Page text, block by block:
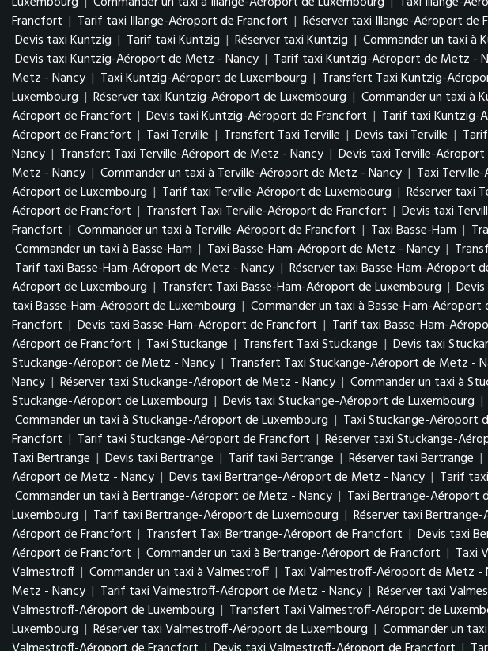
Francfort | Tarif taxi Illange-Aéroport de Francfort | Réserver taxi Illange-Aéroport de
Devis taxi Kuntzig | Tarif taxi Kuntzig | Réserver taxi Kuntzig | Commander un taxi à
Devis taxi Kuntzig-Aéroport de Metz - Nancy | Tarif taxi Kuntzig-Aéroport de Metz -
Metz - Nancy | Taxi Kuntzig-Aéroport de Luxembourg | Transfert Taxi Kuntzig-
Luxembourg | Réserver taxi Kuntzig-Aéroport de Luxembourg | Commander un taxi à
Aéroport de Francfort | Devis taxi Kuntzig-Aéroport de Francfort | Tarif taxi Kuntzig-
Aéroport de Francfort | Taxi Terville | Transfert Taxi Terville | Devis taxi Terville |
Nancy | Transfert Taxi Terville-Aéroport de Metz - Nancy | Devis taxi Terville-
Metz - Nancy | Commander un taxi à Terville-Aéroport de Metz - Nancy | Taxi
Aéroport de Luxembourg | Tarif taxi Terville-Aéroport de Luxembourg | Réserver taxi
Aéroport de Francfort | Transfert Taxi Terville-Aéroport de Francfort | Devis taxi
Francfort | Commander un taxi à Terville-Aéroport de Francfort | Taxi Basse-Ham |
Commander un taxi à Basse-Ham | Taxi Basse-Ham-Aéroport de Metz - Nancy |
Tarif taxi Basse-Ham-Aéroport de Metz - Nancy | Réserver taxi Basse-Ham-Aéroport
Aéroport de Luxembourg | Transfert Taxi Basse-Ham-Aéroport de Luxembourg |
taxi Basse-Ham-Aéroport de Luxembourg | Commander un taxi à Basse-Ham-Aéroport
Francfort | Devis taxi Basse-Ham-Aéroport de Francfort | Tarif taxi Basse-Ham-
Aéroport de Francfort | Taxi Stuckange | Transfert Taxi Stuckange | Devis taxi
Stuckange-Aéroport de Metz - Nancy | Transfert Taxi Stuckange-Aéroport de Metz -
Nancy | Réserver taxi Stuckange-Aéroport de Metz - Nancy | Commander un taxi à
Stuckange-Aéroport de Luxembourg | Devis taxi Stuckange-Aéroport de Luxembourg |
Commander un taxi à Stuckange-Aéroport de Luxembourg | Taxi Stuckange-Aéroport
Francfort | Tarif taxi Stuckange-Aéroport de Francfort | Réserver taxi Stuckange-
Taxi Bertrange | Devis taxi Bertrange | Tarif taxi Bertrange | Réserver taxi Bertrange |
Aéroport de Metz - Nancy | Devis taxi Bertrange-Aéroport de Metz - Nancy | Tarif
Commander un taxi à Bertrange-Aéroport de Metz - Nancy | Taxi Bertrange-Aéroport
Luxembourg | Tarif taxi Bertrange-Aéroport de Luxembourg | Réserver taxi
Aéroport de Francfort | Transfert Taxi Bertrange-Aéroport de Francfort | Devis taxi
Aéroport de Francfort | Commander un taxi à Bertrange-Aéroport de Francfort | Taxi
Valmestroff | Commander un taxi à Valmestroff | Taxi Valmestroff-Aéroport de Metz -
Metz - Nancy | Tarif taxi Valmestroff-Aéroport de Metz - Nancy | Réserver taxi
Valmestroff-Aéroport de Luxembourg | Transfert Taxi Valmestroff-Aéroport de
Luxembourg | Réserver taxi Valmestroff-Aéroport de Luxembourg | Commander un